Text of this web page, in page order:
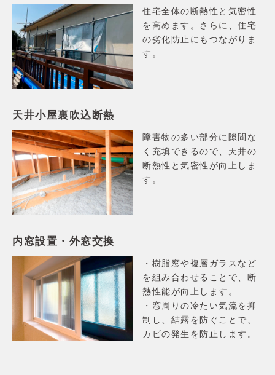
住宅全体の断熱性と気密性
を高めます。さらに、住宅
の劣化防止にもつながりま
す。
天井小屋裏吹込断熱
障害物の多い部分に隙間な
く充填できるので、天井の
断熱性と気密性が向上しま
す。
内窓設置・外窓交換
・樹脂窓や複層ガラスなど
を組み合わせることで、断
熱性能が向上します。
・窓周りの冷たい気流を抑
制し、結露を防ぐことで、
カビの発生を防止します。